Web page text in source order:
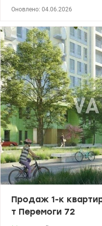
кінотеатр Multiplex, АЗС WOG -
хвилини. Територія ЖК
перепустки, магнітні ключі.
майданчик. Автономне
генератор. 044-200-10-80
Оновлено: 04.06.2026
Продаж 1-к
т Перемоги 72